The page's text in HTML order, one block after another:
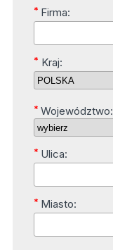
* Firma:
* Kraj:
* Województwo:
* Ulica:
* Miasto: